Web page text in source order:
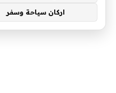
اركان سياحة وسفر